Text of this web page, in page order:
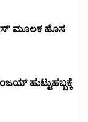
ಮೂಲಕ ಹೊಸ
ಹುಟ್ಟುಹಬ್ಬಕ್ಕೆ